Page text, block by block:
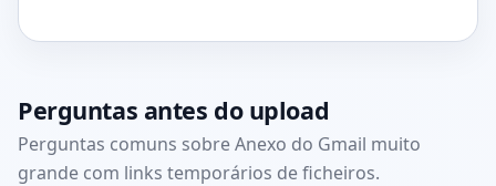
Perguntas antes do upload
Perguntas comuns sobre Anexo do Gmail muito
grande com links temporários de ficheiros.